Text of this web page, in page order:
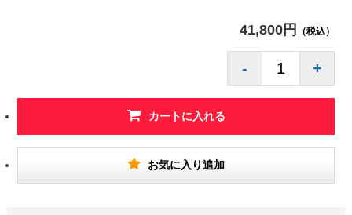
41,800円 （税込）
カートに入れる
お気に入り追加